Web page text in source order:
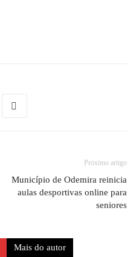
Próximo artigo
Município de Odemira reinicia
aulas desportivas online para
seniores
Mais do autor